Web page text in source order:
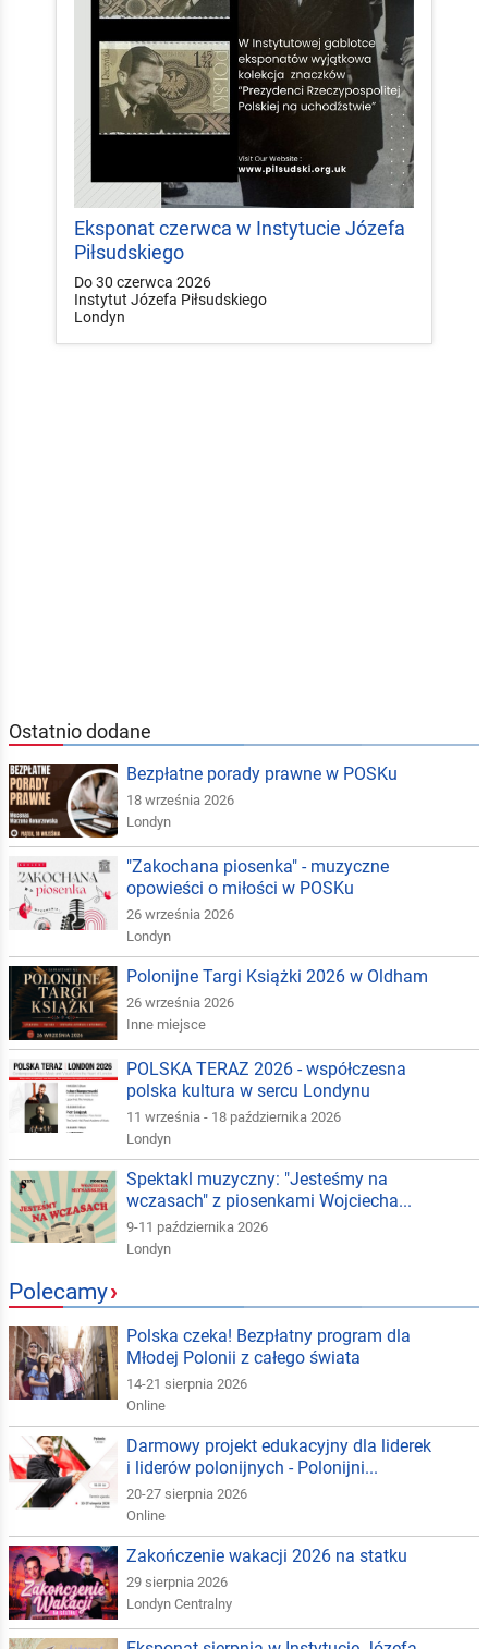
Eksponat czerwca w Instytucie Józefa
Piłsudskiego
Do 30 czerwca 2026
Instytut Józefa Piłsudskiego
Londyn
Ostatnio dodane
Bezpłatne porady prawne w POSKu
18 września 2026
Londyn
"Zakochana piosenka" - muzyczne
opowieści o miłości w POSKu
26 września 2026
Londyn
Polonijne Targi Książki 2026 w Oldham
26 września 2026
Inne miejsce
POLSKA TERAZ 2026 - współczesna
polska kultura w sercu Londynu
11 września - 18 października 2026
Londyn
Spektakl muzyczny: "Jesteśmy na
wczasach" z piosenkami Wojciecha...
9-11 października 2026
Londyn
Polecamy›
Polska czeka! Bezpłatny program dla
Młodej Polonii z całego świata
14-21 sierpnia 2026
Online
Darmowy projekt edukacyjny dla liderek
i liderów polonijnych - Polonijni...
20-27 sierpnia 2026
Online
Zakończenie wakacji 2026 na statku
29 sierpnia 2026
Londyn Centralny